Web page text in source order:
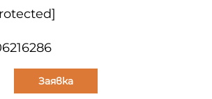
Заявка